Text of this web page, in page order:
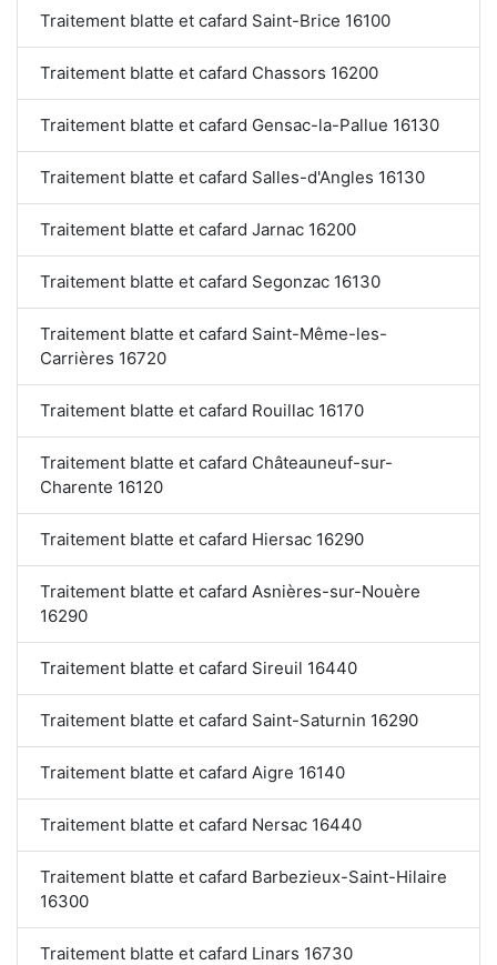
Traitement blatte et cafard Saint-Brice 16100
Traitement blatte et cafard Chassors 16200
Traitement blatte et cafard Gensac-la-Pallue 16130
Traitement blatte et cafard Salles-d'Angles 16130
Traitement blatte et cafard Jarnac 16200
Traitement blatte et cafard Segonzac 16130
Traitement blatte et cafard Saint-Même-les-
Carrières 16720
Traitement blatte et cafard Rouillac 16170
Traitement blatte et cafard Châteauneuf-sur-
Charente 16120
Traitement blatte et cafard Hiersac 16290
Traitement blatte et cafard Asnières-sur-Nouère
16290
Traitement blatte et cafard Sireuil 16440
Traitement blatte et cafard Saint-Saturnin 16290
Traitement blatte et cafard Aigre 16140
Traitement blatte et cafard Nersac 16440
Traitement blatte et cafard Barbezieux-Saint-Hilaire
16300
Traitement blatte et cafard Linars 16730